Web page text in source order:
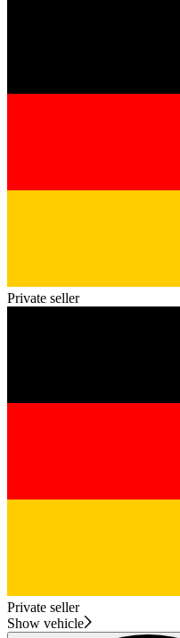
Private seller
Private seller
Show vehicle